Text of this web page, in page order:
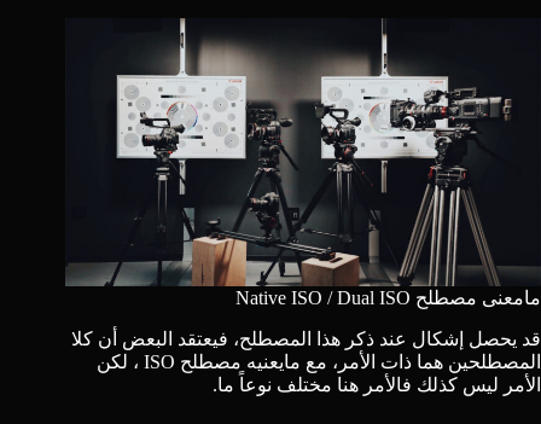
مامعنى مصطلح Native ISO / Dual ISO
قد يحصل إشكال عند ذكر هذا المصطلح، فيعتقد البعض أن كلا
المصطلحين هما ذات الأمر، مع مايعنيه مصطلح ISO
، لكن
الأمر ليس كذلك فالأمر هنا مختلف نوعاً ما.